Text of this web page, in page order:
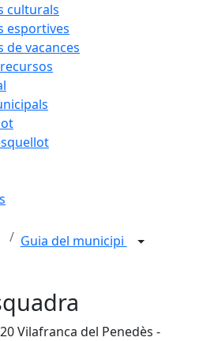
culturals
esportives
de vacances
Guia del municipi
Vilafranca del Penedès -